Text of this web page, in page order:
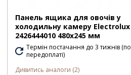
Панель ящика для овочів у
холодильну камеру Electrolux
2426444010 480х245 мм
Термін постачання до 3 тижнів (по
передоплаті)
Дивитись аналоги (2)